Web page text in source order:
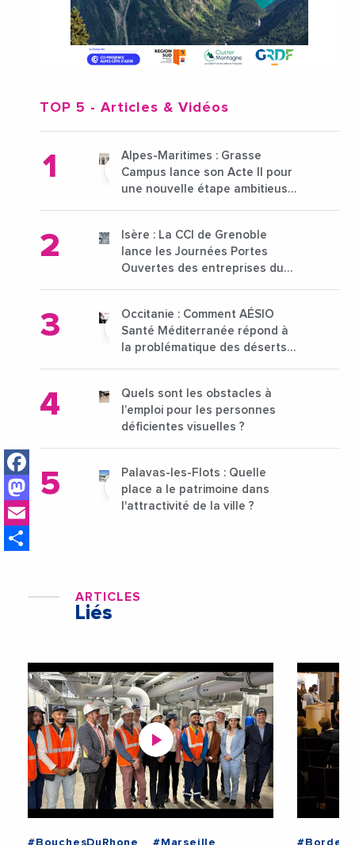
Facebook
Mastodon
TOP 5 - Articles & Vidéos
Alpes-Maritimes : Grasse
Campus lance son Acte II pour
une nouvelle étape ambitieuse
Isère : La CCI de Grenoble
lance les Journées Portes
Ouvertes des entreprises du
Occitanie : Comment AÉSIO
Santé Méditerranée répond à
la problématique des déserts
Quels sont les obstacles à
l’emploi pour les personnes
déficientes visuelles ?
Palavas-les-Flots : Quelle
place a le patrimoine dans
l'attractivité de la ville ?
ARTICLES
Liés